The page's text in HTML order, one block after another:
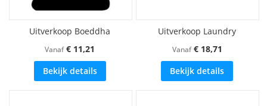
Uitverkoop Boeddha
Vanaf € 11,21
Bekijk details
Uitverkoop Laundry
Vanaf € 18,71
Bekijk details